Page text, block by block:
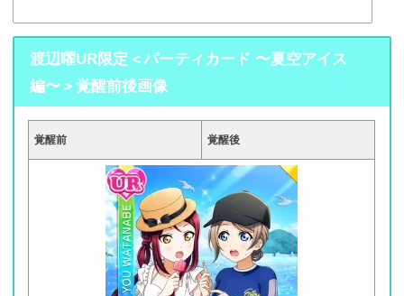
渡辺曜UR限定＜パーティカード 〜夏空アイス
編〜＞覚醒前後画像
覚醒前 覚醒後